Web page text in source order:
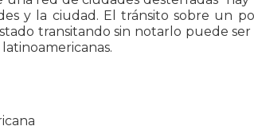
y la ciudad. El tránsito sobre un
transitando sin notarlo puede